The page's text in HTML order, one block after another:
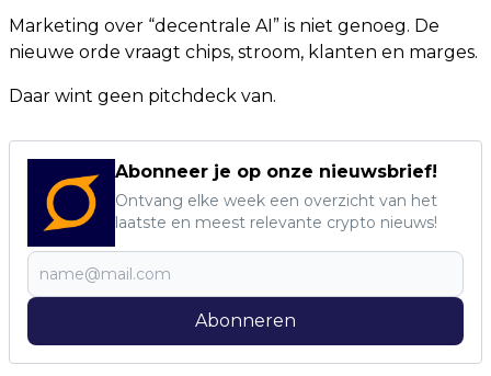
Marketing over “decentrale AI” is niet genoeg. De
nieuwe orde vraagt chips, stroom, klanten en marges.
Daar wint geen pitchdeck van.
Abonneer je op onze nieuwsbrief!
Ontvang elke week een overzicht van het
laatste en meest relevante crypto nieuws!
Abonneren